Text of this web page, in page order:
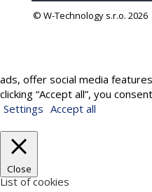
© W-Technology s.r.o. 2026
ads, offer social media
clicking “Accept all”, you
Settings Accept all
Close
List of cookies